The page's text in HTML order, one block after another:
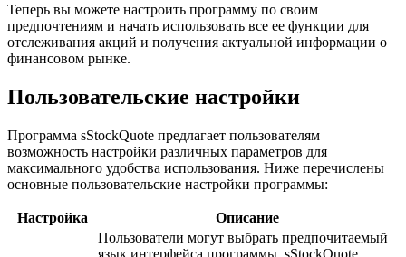
Теперь вы можете настроить программу по своим
предпочтениям и начать использовать все ее функции для
отслеживания акций и получения актуальной информации о
финансовом рынке.
Пользовательские настройки
Программа sStockQuote предлагает пользователям
возможность настройки различных параметров для
максимального удобства использования. Ниже перечислены
основные пользовательские настройки программы:
Настройка Описание
Пользователи могут выбрать предпочитаемый
язык интерфейса программы. sStockQuote